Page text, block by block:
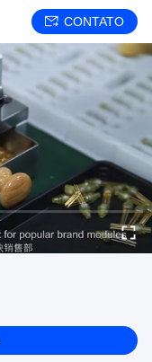
CONTATO